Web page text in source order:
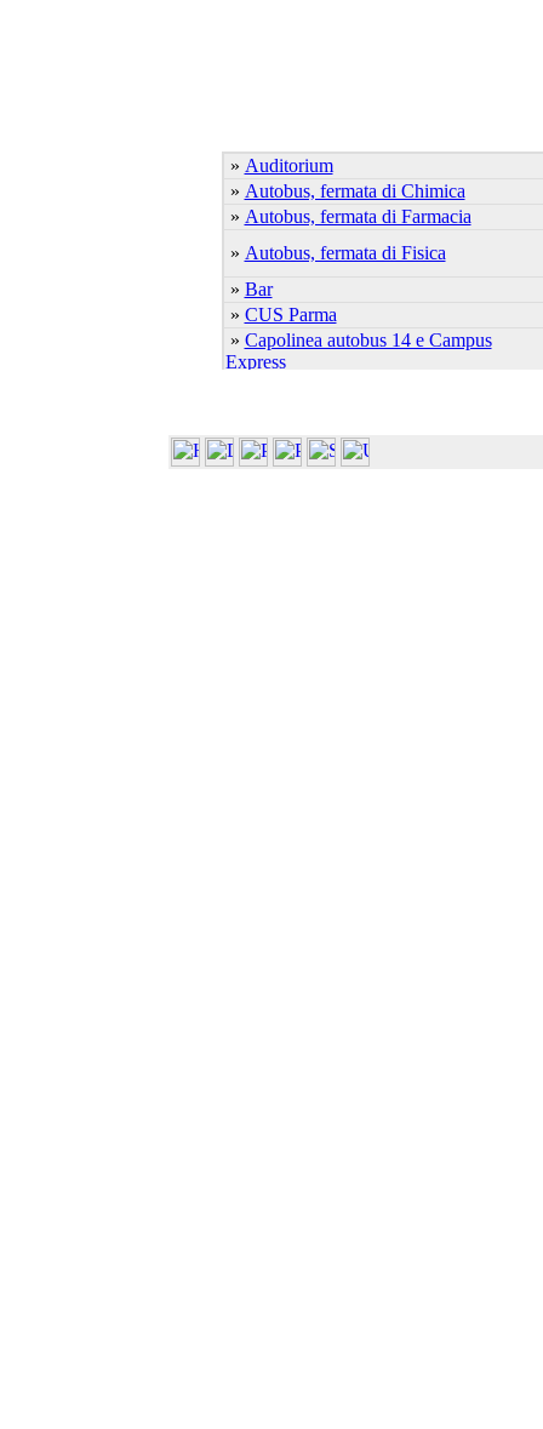
» Auditorium
» Autobus, fermata di Chimica
» Autobus, fermata di Farmacia
» Autobus, fermata di Fisica
» Bar
» CUS Parma
» Capolinea autobus 14 e Campus
Express
»Centro Linguistico
»Centro S.Elisabetta